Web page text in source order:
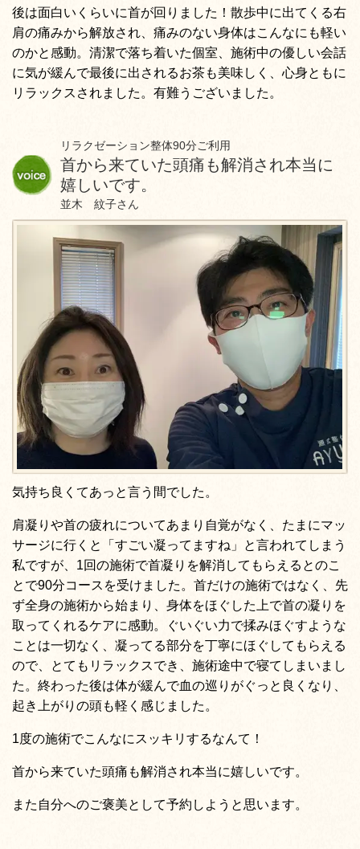
後は面白いくらいに首が回りました！散歩中に出てくる右
肩の痛みから解放され、痛みのない身体はこんなにも軽い
のかと感動。清潔で落ち着いた個室、施術中の優しい会話
に気が緩んで最後に出されるお茶も美味しく、心身ともに
リラックスされました。有難うございました。
リラクゼーション整体90分ご利用
首から来ていた頭痛も解消され本当に
嬉しいです。
並木 紋子さん
気持ち良くてあっと言う間でした。
肩凝りや首の疲れについてあまり自覚がなく、たまにマッ
サージに行くと「すごい凝ってますね」と言われてしまう
私ですが、1回の施術で首凝りを解消してもらえるとのこ
とで90分コースを受けました。首だけの施術ではなく、先
ず全身の施術から始まり、身体をほぐした上で首の凝りを
取ってくれるケアに感動。ぐいぐい力で揉みほぐすような
ことは一切なく、凝ってる部分を丁寧にほぐしてもらえる
ので、とてもリラックスでき、施術途中で寝てしまいまし
た。終わった後は体が緩んで血の巡りがぐっと良くなり、
起き上がりの頭も軽く感じました。
1度の施術でこんなにスッキリするなんて！
首から来ていた頭痛も解消され本当に嬉しいです。
また自分へのご褒美として予約しようと思います。